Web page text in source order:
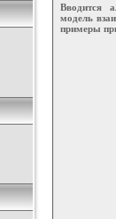
Вводится
модель
примеры